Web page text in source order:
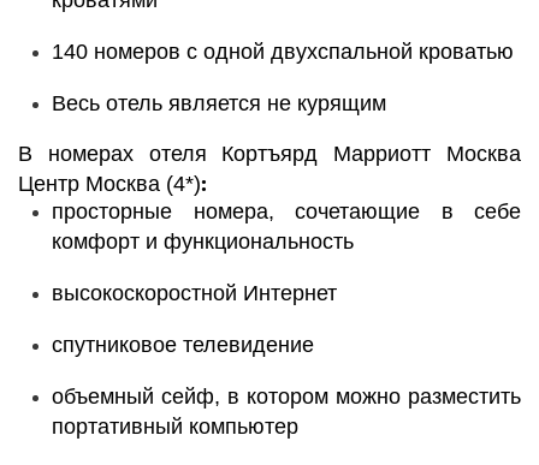
140 номеров с одной двухспальной кроватью
Весь отель является не курящим
В номерах отеля Кортъярд Марриотт Москва
Центр Москва (4*):
просторные номера, сочетающие в себе
комфорт и функциональность
высокоскоростной Интернет
спутниковое телевидение
объемный сейф, в котором можно разместить
портативный компьютер